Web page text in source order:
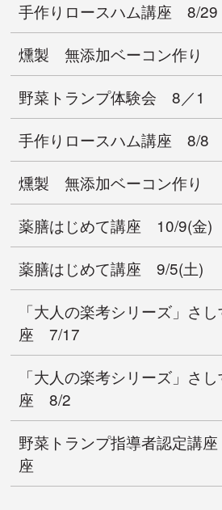
手作りロースハム講座 8/29
燻製 無添加ベーコン作り
野菜トランプ体験会 8／1
手作りロースハム講座 8/8
燻製 無添加ベーコン作り
薬膳はじめて講座 10/9(金)
薬膳はじめて講座 9/5(土)
「大人の楽考シリーズ」さ
座 7/17
「大人の楽考シリーズ」さ
座 8/2
野菜トランプ指導者認定講
座